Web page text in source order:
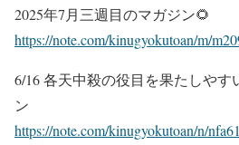
2025年7月三週目のマガジン🌻
https://note.com/kinugyokutoan/m/
6/16 各天中殺の役目を果たしやす
ン
https://note.com/kinugyokutoan/n/